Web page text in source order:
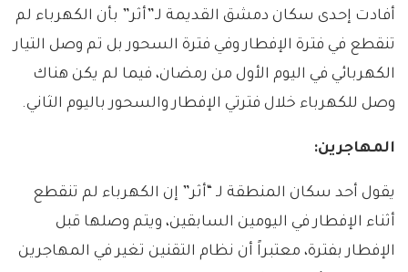
أفادت إحدى سكان دمشق القديمة لـ”أثر” بأن الكهرباء لم
تنقطع في فترة الإفطار وفي فترة السحور بل تم وصل التيار
الكهربائي في اليوم الأول من رمضان، فيما لم يكن هناك
وصل للكهرباء خلال فترتي الإفطار والسحور باليوم الثاني.
المهاجرين:
يقول أحد سكان المنطقة لـ “أثر” إن الكهرباء لم تنقطع
أثناء الإفطار في اليومين السابقين، ويتم وصلها قبل
الإفطار بفترة، معتبراً أن نظام التقنين تغير في المهاجرين